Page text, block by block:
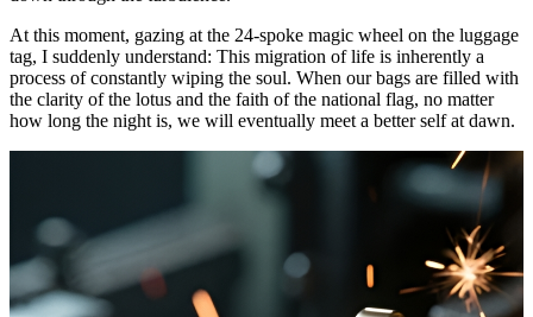
At this moment, gazing at the 24-spoke magic wheel on the luggage
tag, I suddenly understand: This migration of life is inherently a
process of constantly wiping the soul. When our bags are filled with
the clarity of the lotus and the faith of the national flag, no matter
how long the night is, we will eventually meet a better self at dawn.